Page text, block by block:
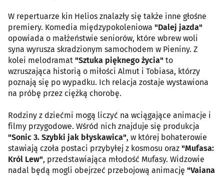
W repertuarze kin Helios znalazły się także inne głośne
premiery. Komedia międzypokoleniowa "Dalej jazda"
opowiada o małżeństwie seniorów, które wbrew woli
syna wyrusza skradzionym samochodem w Pieniny. Z
kolei melodramat "Sztuka pięknego życia" to
wzruszająca historią o miłości Almut i Tobiasa, którzy
poznają się po wypadku. Ich relacja zostaje wystawiona
na próbę przez ciężką chorobę.
Rodziny z dziećmi mogą liczyć na wciągające animacje i
filmy przygodowe. Wśród nich znajduje się produkcja
"Sonic 3. Szybki jak błyskawica", w której bohaterowie
stawiają czoła postaci przybyłej z kosmosu oraz "Mufasa:
Król Lew", przedstawiająca młodość Mufasy. Widzowie
nadal będą mogli obejrzeć przebojową animację "Vaiana